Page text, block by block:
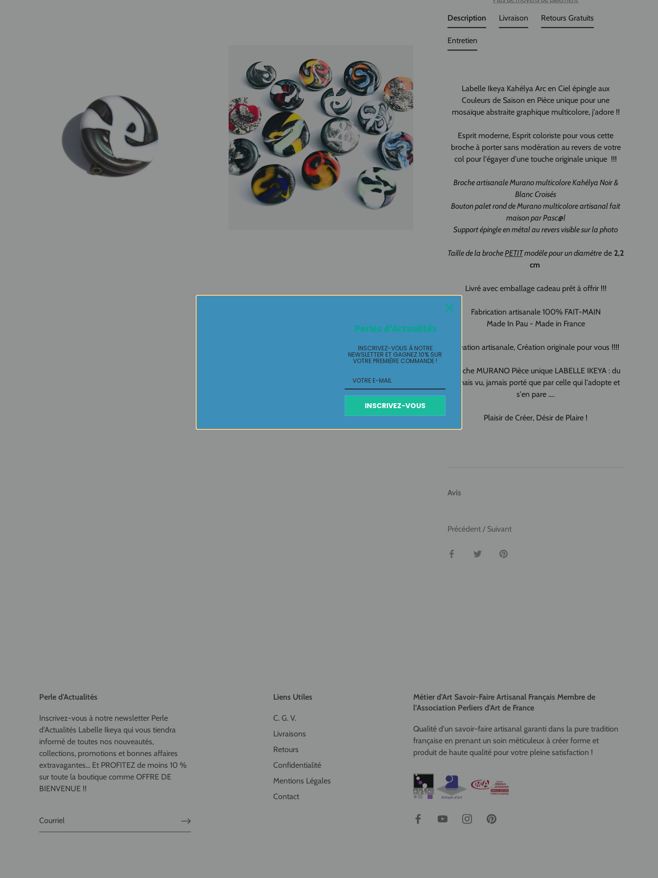
Description
Labelle Ikeya Kahélya Arc en Ciel épingle aux
Couleurs de Saison en Pièce unique pour une
mosaïque abstraite graphique multicolore, j'adore !!
Esprit moderne, Esprit coloriste pour vous cette
broche à porter sans modération au revers de votre
col pour l'égayer d'une touche originale unique !!!
Broche artisanale Murano multicoloreKahélya Noir &
Blanc Croisés
Bouton palet rond de Murano multicolore artisanal fait
maison par Pasc@l
Support épingle en métal au revers visible sur la photo
Taille de la brochePETITmodèle pour un diamètre de 2,2
cm
Livré avec emballage cadeau prêt à offrir !!!
Fabrication artisanale 100% FAIT-MAIN
Made In Pau - Made in France
Création artisanale, Création originale pour vous !!!!
Broche MURANO Pièce unique LABELLE IKEYA : du
jamais vu, jamais porté que par celle qui l'adopte et
s'en pare ….
Plaisir de Créer, Désir de Plaire !
Livraison Retours Gratuits
Entretien
Avis
Précédent / Suivant
Partager TweeterÉpingler
Perle d'Actualités
Inscrivez-vous à notre newsletter Perle
d'Actualités Labelle Ikeya qui vous tiendra
informé de toutes nos nouveautés,
collections, promotions et bonnes affaires
extravagantes... Et PROFITEZ de moins 10 %
sur toute la boutique comme OFFRE DE
BIENVENUE !!
Liens Utiles
C. G. V.
Livraisons
Retours
Confidentialité
Mentions Légales
Contact
Métier d'Art Savoir-Faire Artisanal Français Membre de
l’Association Perliers d'Art de France
Qualité d'un savoir-faire artisanal garanti dans la pure tradition
française en prenant un soin méticuleux à créer forme et
produit de haute qualité pour votre pleine satisfaction !
Perles d'Actualités
INSCRIVEZ-VOUS À NOTRE
NEWSLETTER ET GAGNEZ 10% SUR
VOTRE PREMIÈRE COMMANDE !
INSCRIVEZ-VOUS